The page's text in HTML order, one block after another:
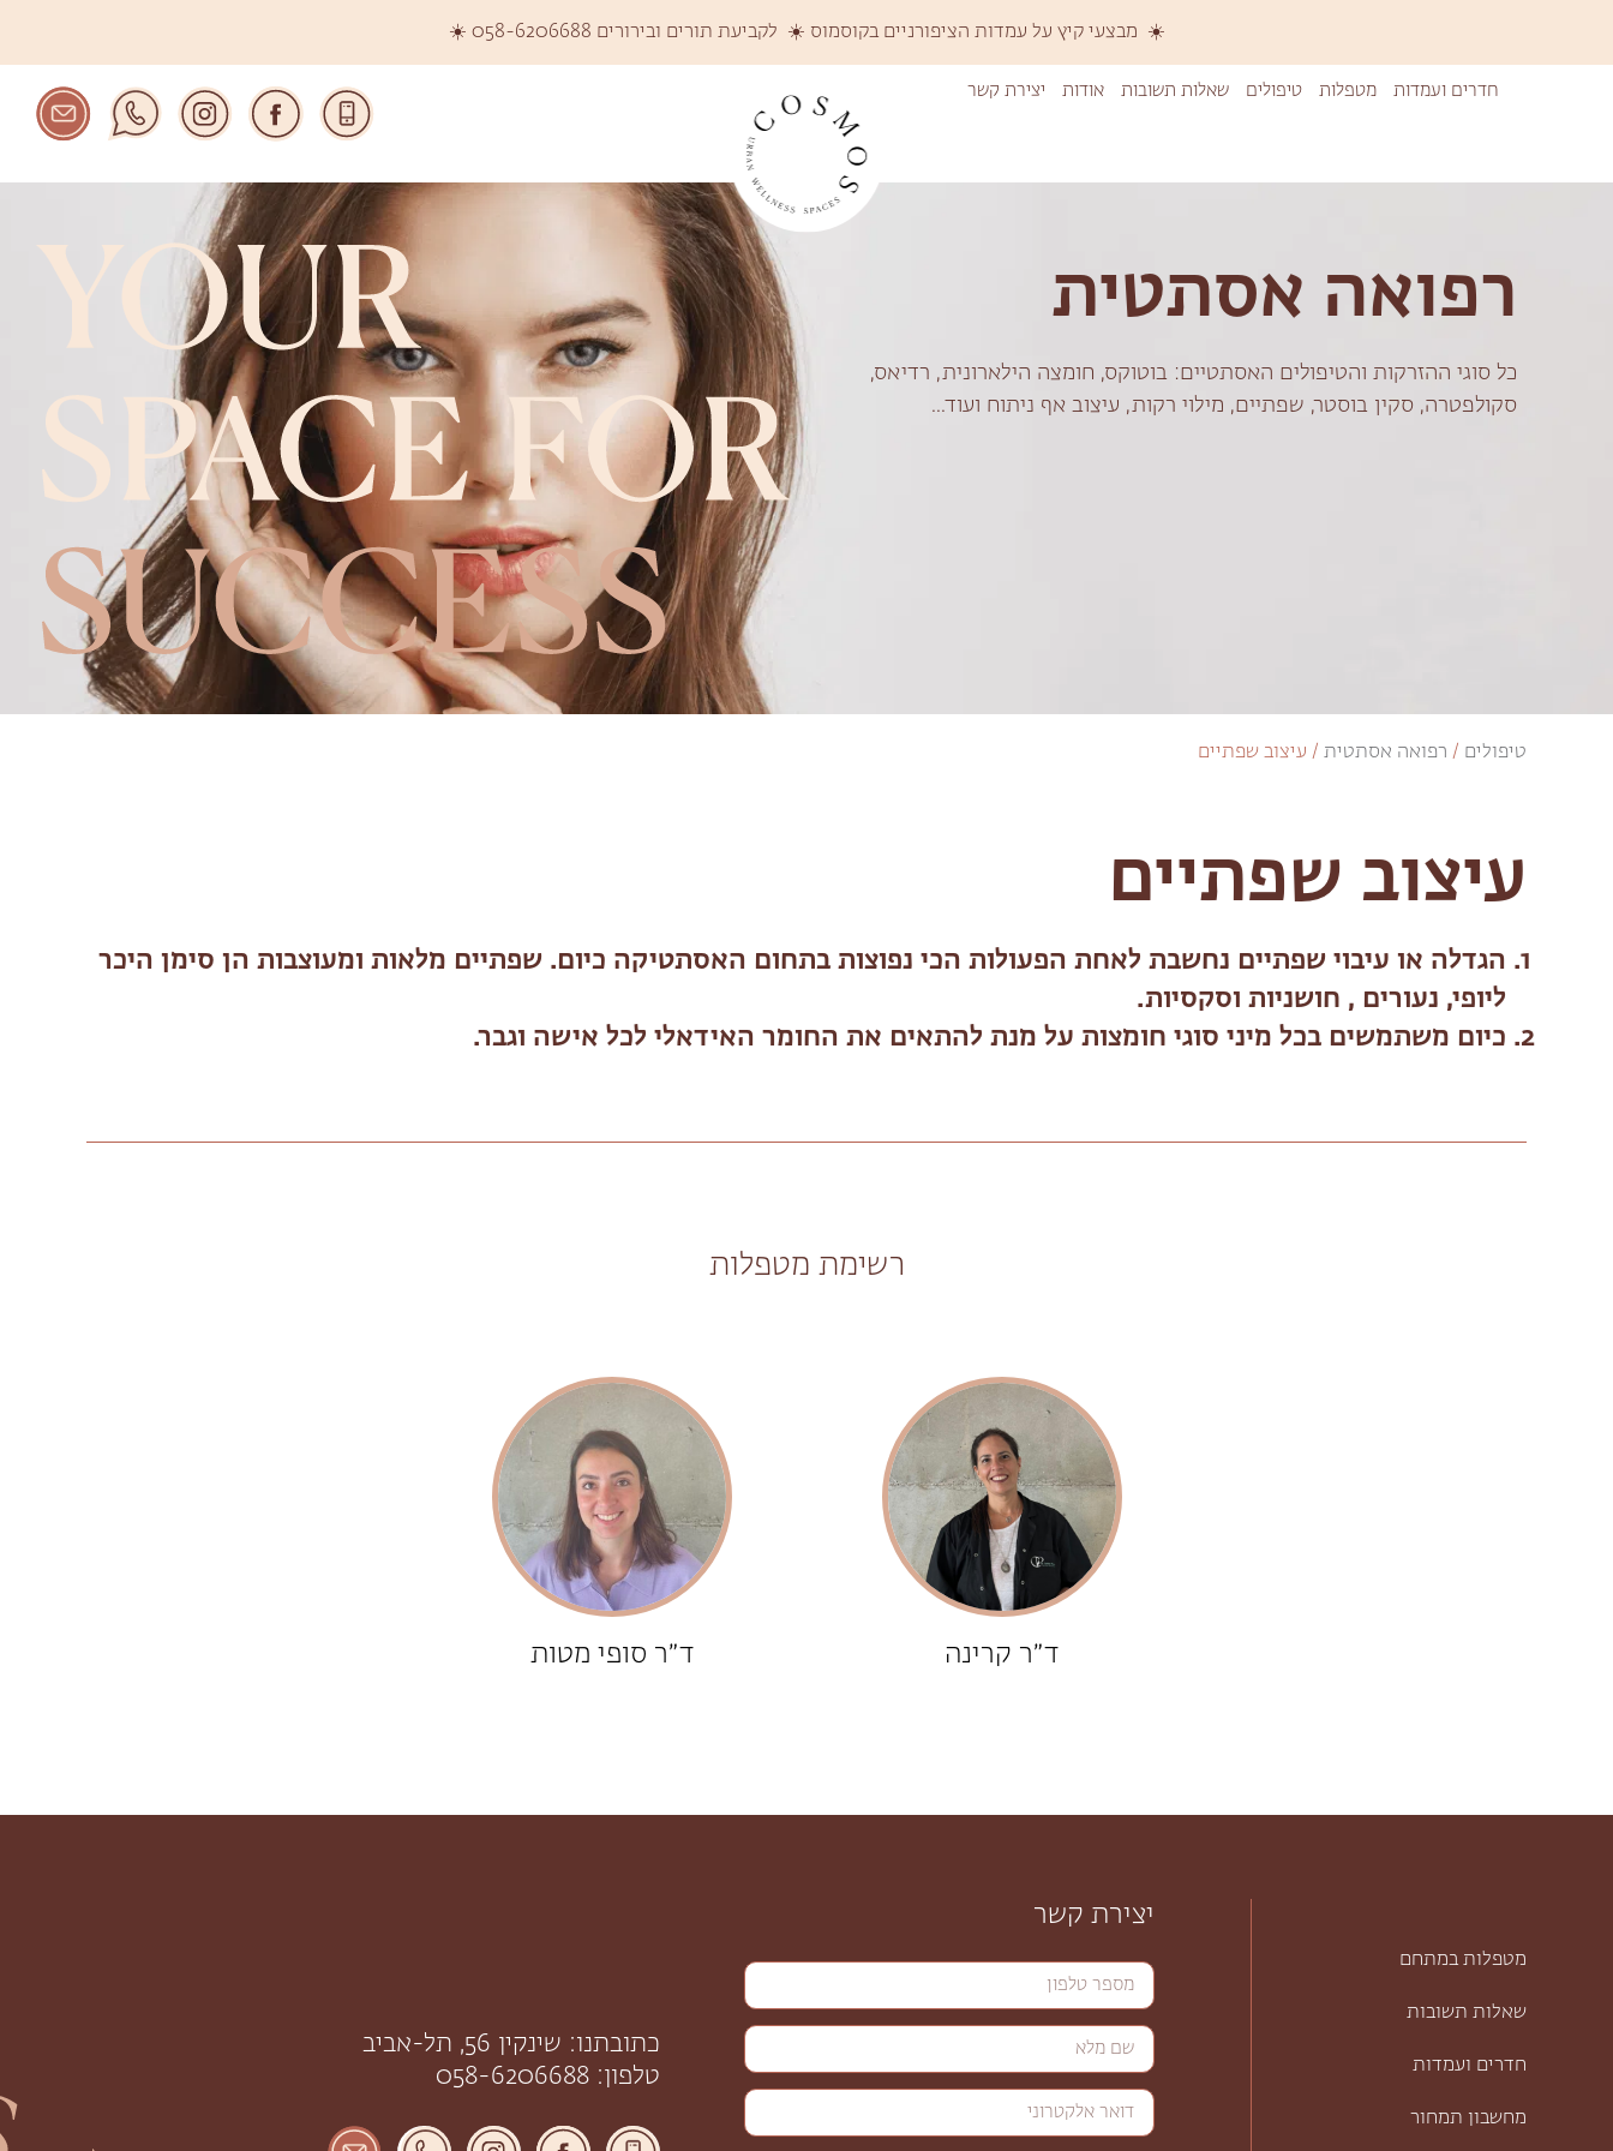
☀️ מבצעי קיץ על עמדות הציפורניים בקוסמוס ☀️ לקביעת תורים ובירורים 058-6206688 ☀️
חדרים ועמדות מטפלות טיפולים שאלות תשובות אודות יצירת קשר
רפואה אסתטית
כל סוגי ההזרקות והטיפולים האסתטיים: בוטוקס, חומצה הילארונית, רדיאס,
סקולפטרה, סקין בוסטר, שפתיים, מילוי רקות, עיצוב אף ניתוח ועוד...
טיפולים / רפואה אסתטית / עיצוב שפתיים
עיצוב שפתיים
הגדלה או עיבוי שפתיים נחשבת לאחת הפעולות הכי נפוצות בתחום האסתטיקה כיום. שפתיים מלאות ומעוצבות הן סימן היכר
ליופי, נעורים , חושניות וסקסיות.
כיום משתמשים בכל מיני סוגי חומצות על מנת להתאים את החומר האידאלי לכל אישה וגבר.
רשימת מטפלות
ד״ר קרינה ד״ר סופי מטות
מטפלות במתחם
שאלות תשובות
חדרים ועמדות
מחשבון תמחור
יצירת קשר
כתובתנו: שינקין 56, תל-אביב
טלפון: 058-6206688